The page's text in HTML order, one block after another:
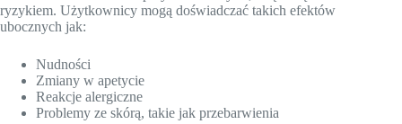
ryzykiem. Użytkownicy mogą doświadczać takich efektów
ubocznych jak:
Nudności
Zmiany w apetycie
Reakcje alergiczne
Problemy ze skórą, takie jak przebarwienia